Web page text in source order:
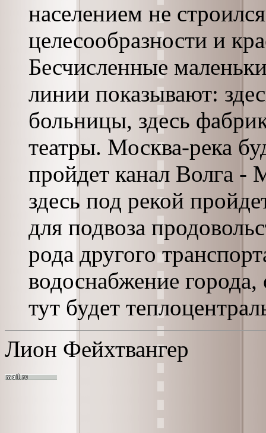
населением не
целесообразности и
Бесчисленные
линии показывают:
больницы, здесь
театры. Москва-река
пройдет канал Волга -
здесь под рекой
для подвоза
рода другого
водоснабжение
тут будет
Лион Фейхтвангер